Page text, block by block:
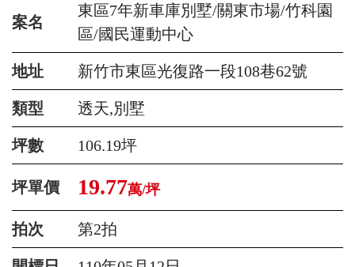
案名
東區7年新車庫別墅/關東市場/竹科園
區/國民運動中心
地址 新竹市東區光復路一段108巷62號
類型 透天,別墅
坪數 106.19坪
坪單價 19.77萬/坪
拍次 第2拍